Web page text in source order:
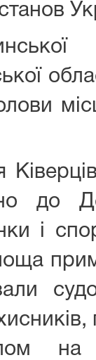
до
і
на